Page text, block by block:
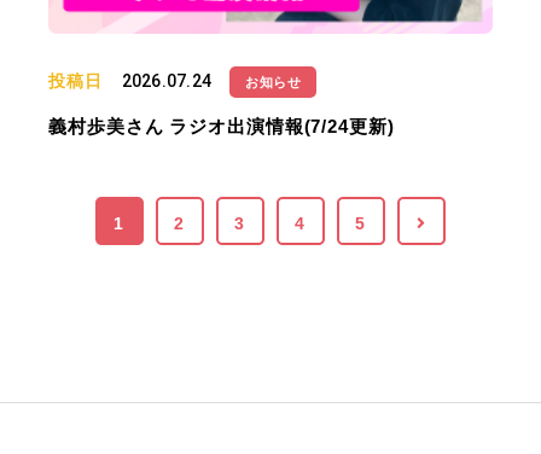
投稿日 2026.07.24 お知らせ
義村歩美さん ラジオ出演情報(7/24更新)
1 2 3 4 5